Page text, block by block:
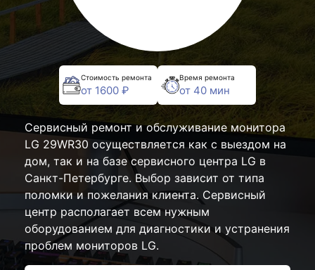
Стоимость ремонта
от 1600 ₽
Время ремонта
от 40 мин
Сервисный ремонт и обслуживание монитора
LG 29WR30 осуществляется как с выездом на
дом, так и на базе сервисного центра LG в
Санкт-Петербурге. Выбор зависит от типа
поломки и пожелания клиента. Сервисный
центр располагает всем нужным
оборудованием для диагностики и устранения
проблем мониторов LG.